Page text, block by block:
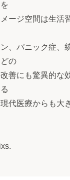
ージ空間は生活
、パニック症、
の
善にも驚異的な
代医療からも大